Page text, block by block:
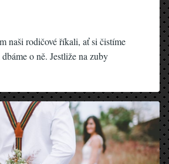
naši rodičové říkali, ať si čistíme
o ně. Jestliže na zuby